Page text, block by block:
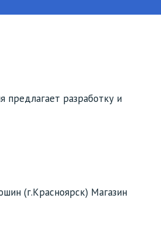
предлагает разработку и
(г.Красноярск) Магазин